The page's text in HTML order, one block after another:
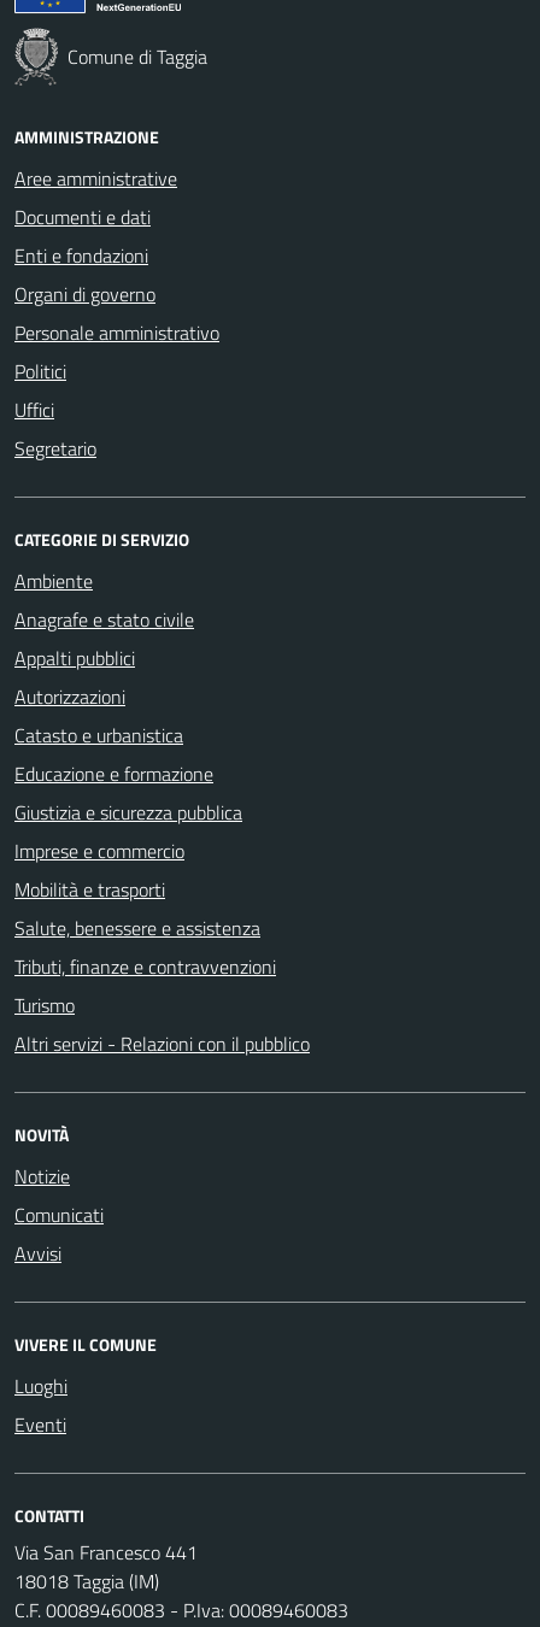
Comune di Taggia
AMMINISTRAZIONE
Aree amministrative
Documenti e dati
Enti e fondazioni
Organi di governo
Personale amministrativo
Politici
Uffici
Segretario
CATEGORIE DI SERVIZIO
Ambiente
Anagrafe e stato civile
Appalti pubblici
Autorizzazioni
Catasto e urbanistica
Educazione e formazione
Giustizia e sicurezza pubblica
Imprese e commercio
Mobilità e trasporti
Salute, benessere e assistenza
Tributi, finanze e contravvenzioni
Turismo
Altri servizi - Relazioni con il pubblico
NOVITÀ
Notizie
Comunicati
Avvisi
VIVERE IL COMUNE
Luoghi
Eventi
CONTATTI
Via San Francesco 441
18018 Taggia (IM)
C.F. 00089460083 - P.Iva: 00089460083